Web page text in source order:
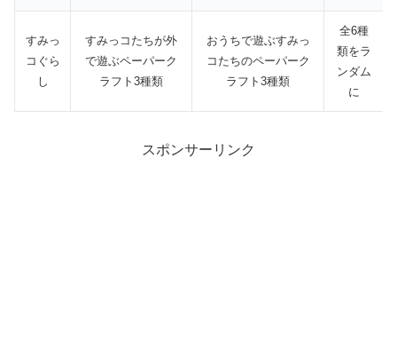
すみっ
コぐら
し
すみっコたちが外
で遊ぶペーパーク
ラフト3種類
おうちで遊ぶすみっ
コたちのペーパーク
ラフト3種類
全6種
類をラ
ンダム
に
スポンサーリンク